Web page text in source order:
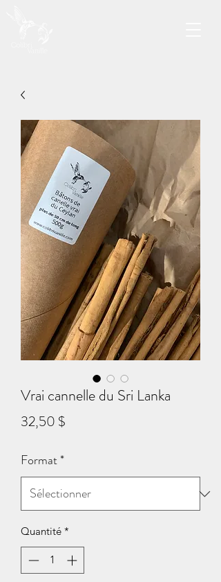
Vrai cannelle du Sri Lanka
32,50 $
Format*
Quantité *